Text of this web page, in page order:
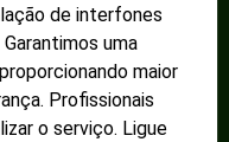
de interfones
uma
maior
Profissionais
o serviço. Ligue